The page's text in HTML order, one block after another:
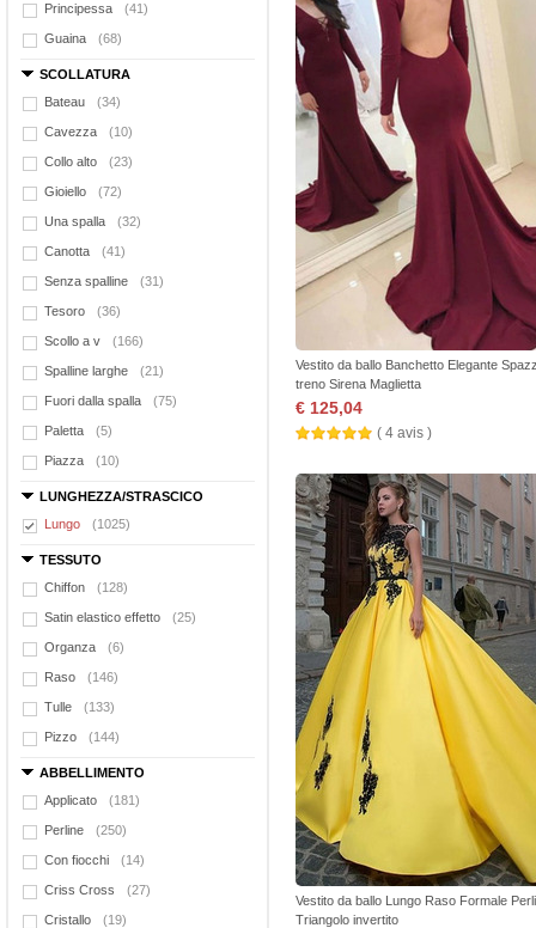
Principessa (41)
Guaina (68)
SCOLLATURA
Bateau
(34)
Cavezza (10)
Collo alto (23)
Gioiello (72)
Una spalla (32)
Canotta (41)
Senza spalline (31)
Tesoro (36)
Scollo a v (166)
Spalline larghe (21)
Fuori dalla spalla (75)
Paletta (5)
Piazza (10)
LUNGHEZZA/STRASCICO
Lungo
(1025)
TESSUTO
Chiffon
(128)
Satin elastico effetto (25)
Organza (6)
Raso (146)
Tulle (133)
Pizzo (144)
ABBELLIMENTO
Applicato
(181)
Perline (250)
Con fiocchi (14)
Criss Cross (27)
Cristallo (19)
Vestito da ballo Banchetto Elegante
treno Sirena Maglietta
€ 125,04
( 4 avis )
Vestito da ballo Lungo Raso Formale
Triangolo invertito